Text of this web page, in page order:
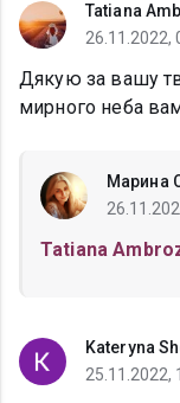
Tatiana
26.11.2022,
Дякую за вашу
мирного неба
Марина
Tatiana
Kateryna
25.11.2022,